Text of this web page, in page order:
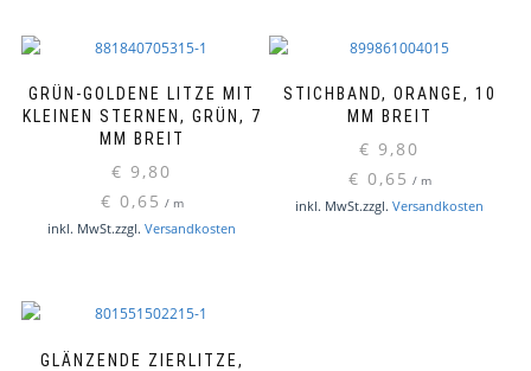
GRÜN-GOLDENE LITZE MIT
KLEINEN STERNEN, GRÜN, 7
MM BREIT
€ 9,80
€ 0,65 / m
inkl. MwSt.zzgl. Versandkosten
STICHBAND, ORANGE, 10
MM BREIT
€ 9,80
€ 0,65 / m
inkl. MwSt.zzgl. Versandkosten
GLÄNZENDE ZIERLITZE,